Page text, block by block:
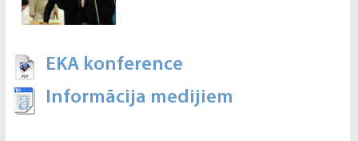
EKA konference
Informācija medijiem